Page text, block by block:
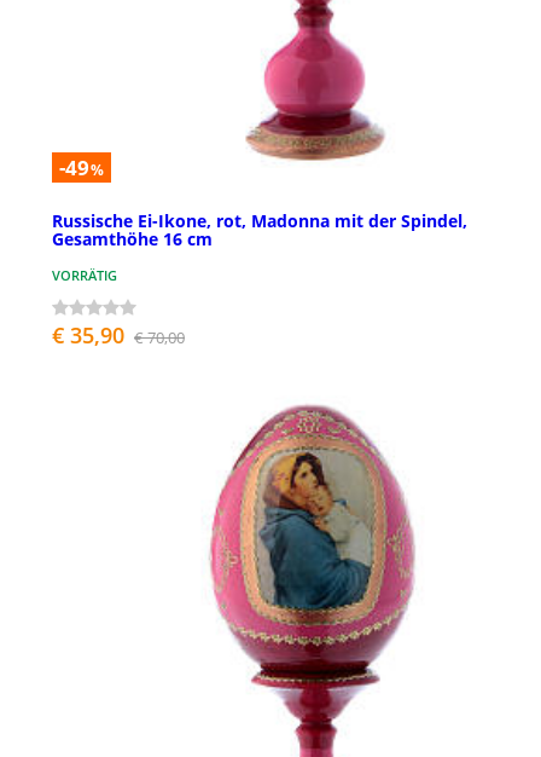
-49%
Russische Ei-Ikone, rot, Madonna mit der Spindel,
Gesamthöhe 16 cm
VORRÄTIG
€ 35,90 € 70,00